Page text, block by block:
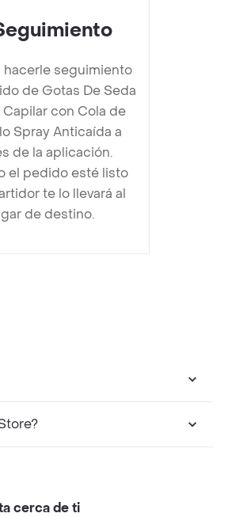
hacerle seguimiento
de Gotas De Seda
Capilar con Cola de
Spray Anticaída a
de la aplicación.
el pedido esté listo
te lo llevará al
de destino.
cerca de ti